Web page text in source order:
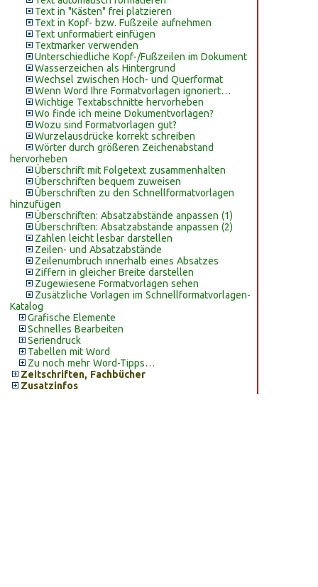
Text in "Kästen" frei platzieren
Text in Kopf- bzw. Fußzeile aufnehmen
Text unformatiert einfügen
Textmarker verwenden
Unterschiedliche Kopf-/Fußzeilen im Dokument
Wasserzeichen als Hintergrund
Wechsel zwischen Hoch- und Querformat
Wenn Word Ihre Formatvorlagen ignoriert…
Wichtige Textabschnitte hervorheben
Wo finde ich meine Dokumentvorlagen?
Wozu sind Formatvorlagen gut?
Wurzelausdrücke korrekt schreiben
Wörter durch größeren Zeichenabstand
hervorheben
Überschrift mit Folgetext zusammenhalten
Überschriften bequem zuweisen
Überschriften zu den Schnellformatvorlagen
hinzufügen
Überschriften: Absatzabstände anpassen (1)
Überschriften: Absatzabstände anpassen (2)
Zahlen leicht lesbar darstellen
Zeilen- und Absatzabstände
Zeilenumbruch innerhalb eines Absatzes
Ziffern in gleicher Breite darstellen
Zugewiesene Formatvorlagen sehen
Zusätzliche Vorlagen im Schnellformatvorlagen-
Katalog
Grafische Elemente
Schnelles Bearbeiten
Seriendruck
Tabellen mit Word
Zu noch mehr Word-Tipps…
Zeitschriften, Fachbücher
Zusatzinfos